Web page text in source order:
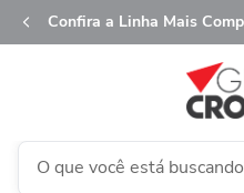
Confira a Linha Mais
O que você está buscando?